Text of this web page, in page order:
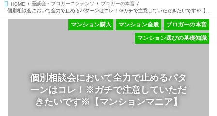
HOME 座談会・ブロガーコンテンツ
ブロガーの本音
個別相談会において全力で止めるパタ
ーンはコレ！※ガチで注意していただ
きたいです※【マンションマニア】
ブロガーの本音
マンション全般
マンション購入
マンション選びの基礎知識